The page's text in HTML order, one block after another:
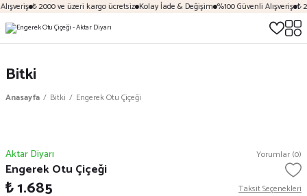
₺ 2000 ve üzeri kargo ücretsiz Kolay İade & Değişim %100 Güvenli Alışveriş ₺
Bitki
Anasayfa Bitki Engerek Otu Çiçeği
Aktar Diyarı Yorumlar (0)
Engerek Otu Çiçeği
₺ 1.685
Taksit Seçenekleri